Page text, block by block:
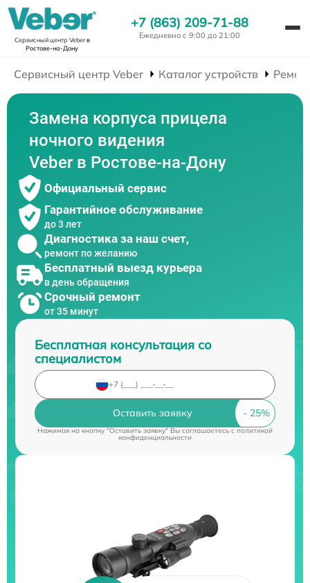
Сервисный центр Veberв
Ростове-на-Дону
+7 (863) 209-71-88
Ежедневно с 9:00 до 21:00
Сервисный центр Veber Каталог устройств
Замена корпуса прицела
ночного видения
Veber в Ростове-на-Дону
Официальный сервис
Гарантийное обслуживание
до 3 лет
Диагностика за наш счет,
ремонт по желанию
Бесплатный выезд курьера
в день обращения
Срочный ремонт
от 35 минут
Бесплатная консультация со
специалистом
Оставить заявку
Нажимая на кнопку "Оставить заявку" Вы соглашаетесь cполитикой
конфиденциальности